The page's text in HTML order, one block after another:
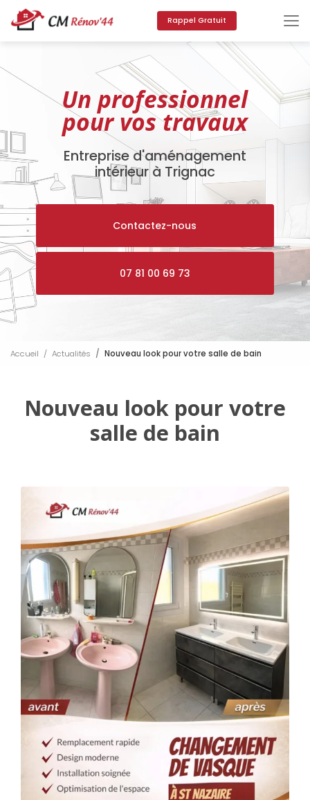
au
contenu
principal
Rappel Gratuit
Un professionnel
pour vos travaux
Entreprise d'aménagement
intérieur à Trignac
Contactez-nous
07 81 00 69 73
Accueil Actualités Nouveau look pour votre salle de bain
Nouveau look pour votre
salle de bain